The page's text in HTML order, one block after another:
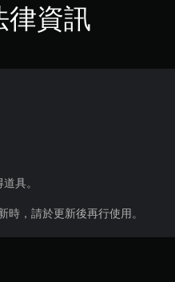
律資訊
具。
，請於更新後再行使用。